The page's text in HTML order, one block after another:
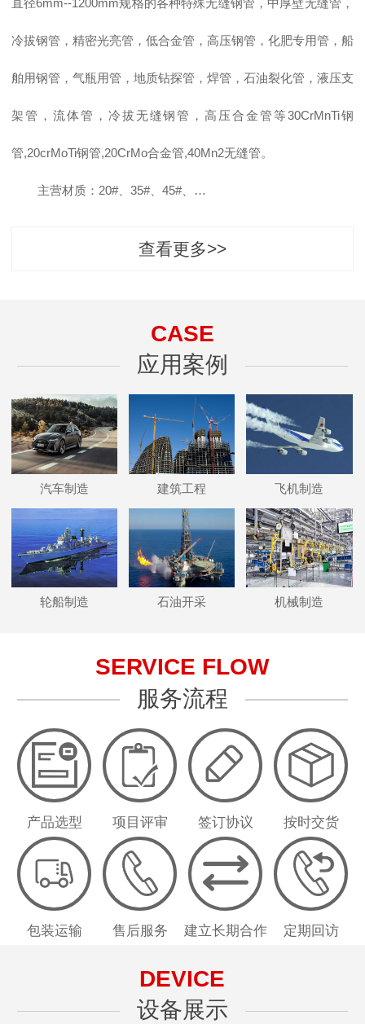
直径6mm--1200mm规格的各种特殊无缝钢管，中厚壁无缝管，
冷拔钢管，精密光亮管，低合金管，高压钢管，化肥专用管，船
舶用钢管，气瓶用管，地质钻探管，焊管，石油裂化管，液压支
架管，流体管，冷拔无缝钢管，高压合金管等30CrMnTi钢
管,20crMoTi钢管,20CrMo合金管,40Mn2无缝管。
主营材质：20#、35#、45#、…
查看更多>>
CASE
应用案例
汽车制造 建筑工程 飞机制造
轮船制造 石油开采 机械制造
SERVICE FLOW
服务流程
产品选型 项目评审 签订协议 按时交货
包装运输 售后服务 建立长期合作 定期回访
DEVICE
设备展示